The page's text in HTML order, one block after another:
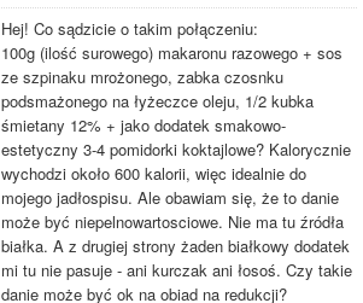
Hej! Co sądzicie o takim połączeniu:
100g (ilość surowego) makaronu razowego + sos
ze szpinaku mrożonego, zabka czosnku
podsmażonego na łyżeczce oleju, 1/2 kubka
śmietany 12% + jako dodatek smakowo-
estetyczny 3-4 pomidorki koktajlowe? Kalorycznie
wychodzi około 600 kalorii, więc idealnie do
mojego jadłospisu. Ale obawiam się, że to danie
może być niepelnowartosciowe. Nie ma tu źródła
białka. A z drugiej strony żaden białkowy dodatek
mi tu nie pasuje - ani kurczak ani łosoś. Czy takie
danie może być ok na obiad na redukcji?